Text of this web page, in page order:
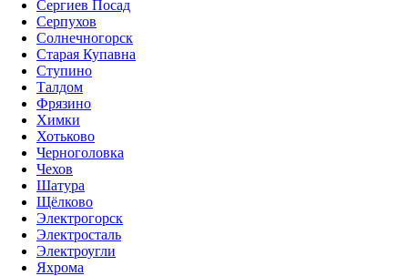
Сергиев Посад
Серпухов
Солнечногорск
Старая Купавна
Ступино
Талдом
Фрязино
Химки
Хотьково
Черноголовка
Чехов
Шатура
Щёлково
Электрогорск
Электросталь
Электроугли
Яхрома